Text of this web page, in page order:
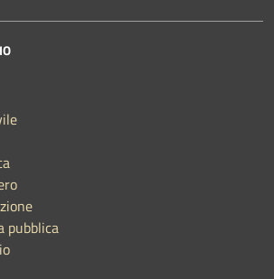
pubblica